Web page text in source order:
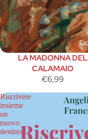
LA MADONNA DEL
CALAMAIO
€6,99
Riscrivere
insieme
un
nuovo
destino